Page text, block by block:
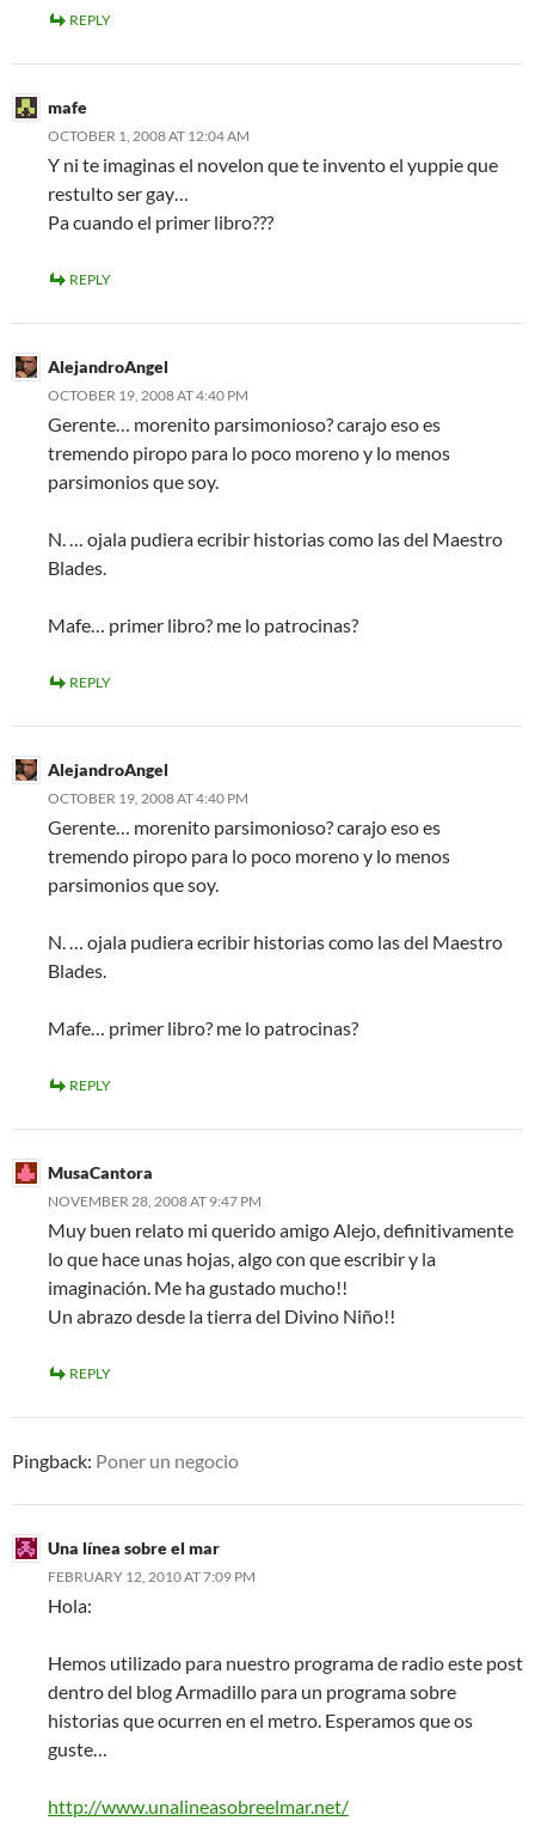
REPLY
mafe
OCTOBER 1, 2008 AT 12:04 AM
Y ni te imaginas el novelon que te invento el yuppie que
restulto ser gay…
Pa cuando el primer libro???
REPLY
AlejandroAngel
OCTOBER 19, 2008 AT 4:40 PM
Gerente… morenito parsimonioso? carajo eso es
tremendo piropo para lo poco moreno y lo menos
parsimonios que soy.
N. … ojala pudiera ecribir historias como las del Maestro
Blades.
Mafe… primer libro? me lo patrocinas?
REPLY
AlejandroAngel
OCTOBER 19, 2008 AT 4:40 PM
Gerente… morenito parsimonioso? carajo eso es
tremendo piropo para lo poco moreno y lo menos
parsimonios que soy.
N. … ojala pudiera ecribir historias como las del Maestro
Blades.
Mafe… primer libro? me lo patrocinas?
REPLY
MusaCantora
NOVEMBER 28, 2008 AT 9:47 PM
Muy buen relato mi querido amigo Alejo, definitivamente
lo que hace unas hojas, algo con que escribir y la
imaginación. Me ha gustado mucho!!
Un abrazo desde la tierra del Divino Niño!!
REPLY
Pingback: Poner un negocio
Una línea sobre el mar
FEBRUARY 12, 2010 AT 7:09 PM
Hola:
Hemos utilizado para nuestro programa de radio este post
dentro del blog Armadillo para un programa sobre
historias que ocurren en el metro. Esperamos que os
guste…
http://www.unalineasobreelmar.net/